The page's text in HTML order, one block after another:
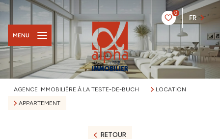
0
FR
MENU
AGENCE IMMOBILIÈRE À LA TESTE-DE-BUCH
LOCATION
APPARTEMENT
RETOUR